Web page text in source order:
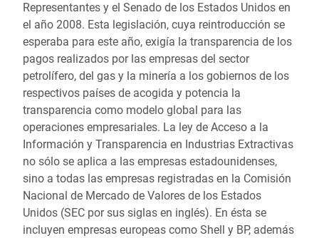
Representantes y el Senado de los Estados Unidos en
el año 2008. Esta legislación, cuya reintroducción se
esperaba para este año, exigía la transparencia de los
pagos realizados por las empresas del sector
petrolífero, del gas y la minería a los gobiernos de los
respectivos países de acogida y potencia la
transparencia como modelo global para las
operaciones empresariales. La ley de Acceso a la
Información y Transparencia en Industrias Extractivas
no sólo se aplica a las empresas estadounidenses,
sino a todas las empresas registradas en la Comisión
Nacional de Mercado de Valores de los Estados
Unidos (SEC por sus siglas en inglés). En ésta se
incluyen empresas europeas como Shell y BP, además